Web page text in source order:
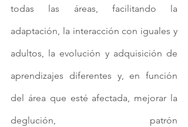
todas las áreas, facilitando la
adaptación, la interacción con iguales y
adultos, la evolución y adquisición de
aprendizajes diferentes y, en función
del área que esté afectada, mejorar la
deglución, patrón